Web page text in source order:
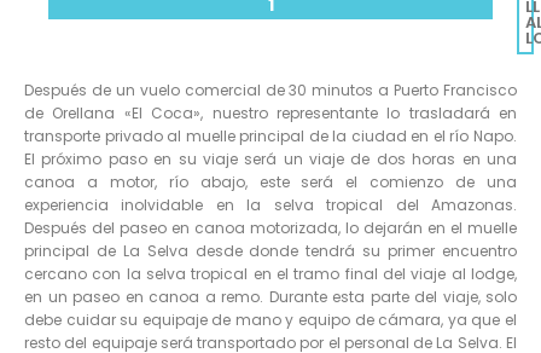
1
Después de un vuelo comercial de 30 minutos a Puerto Francisco
de Orellana «El Coca», nuestro representante lo trasladará en
transporte privado al muelle principal de la ciudad en el río Napo.
El próximo paso en su viaje será un viaje de dos horas en una
canoa a motor, río abajo, este será el comienzo de una
experiencia inolvidable en la selva tropical del Amazonas.
Después del paseo en canoa motorizada, lo dejarán en el muelle
principal de La Selva desde donde tendrá su primer encuentro
cercano con la selva tropical en el tramo final del viaje al lodge,
en un paseo en canoa a remo. Durante esta parte del viaje, solo
debe cuidar su equipaje de mano y equipo de cámara, ya que el
resto del equipaje será transportado por el personal de La Selva. El